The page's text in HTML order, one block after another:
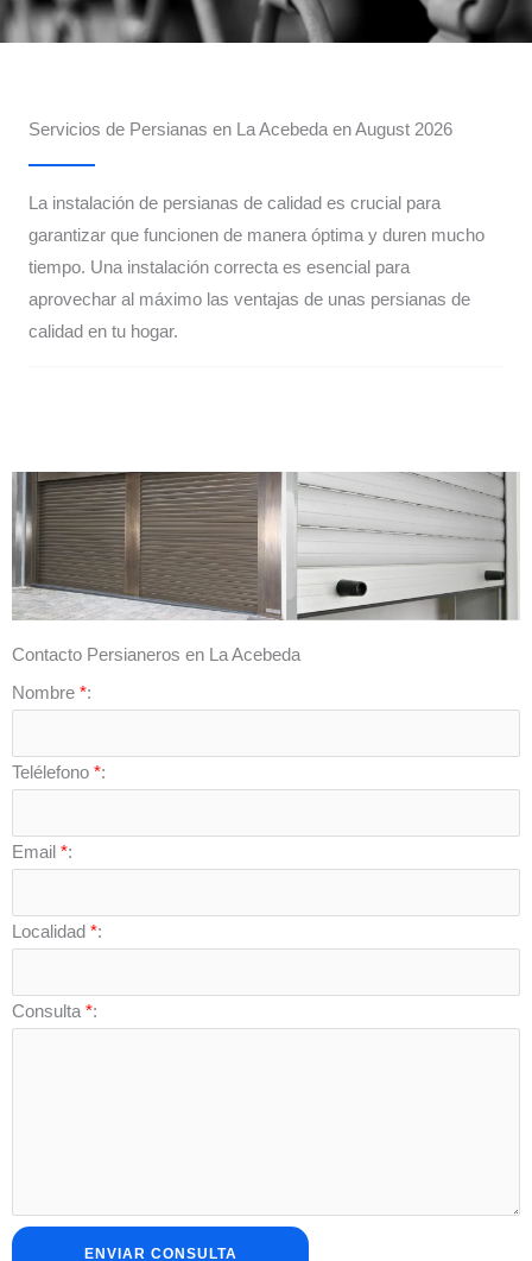
Servicios de Persianas en La Acebeda en August 2026
La instalación de persianas de calidad es crucial para
garantizar que funcionen de manera óptima y duren mucho
tiempo. Una instalación correcta es esencial para
aprovechar al máximo las ventajas de unas persianas de
calidad en tu hogar.
Contacto Persianeros en La Acebeda
Nombre *:
Telélefono *:
Email *:
Localidad *:
Consulta *: